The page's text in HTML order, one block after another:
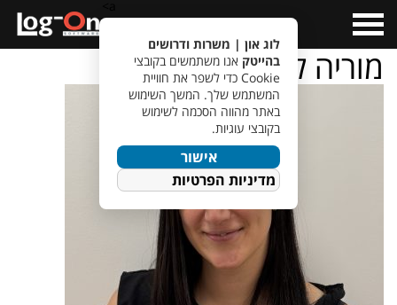
Menu
מוריה לוי
לוג און | משרות ודרושים
בהייטק אנו משתמשים בקובצי
Cookie כדי לשפר את חוויית
המשתמש שלך. המשך השימוש
באתר מהווה הסכמה לשימוש
בקובצי עוגיות.
אישור
מדיניות הפרטיות